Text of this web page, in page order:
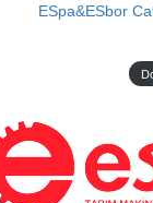
ESpa&ESbor